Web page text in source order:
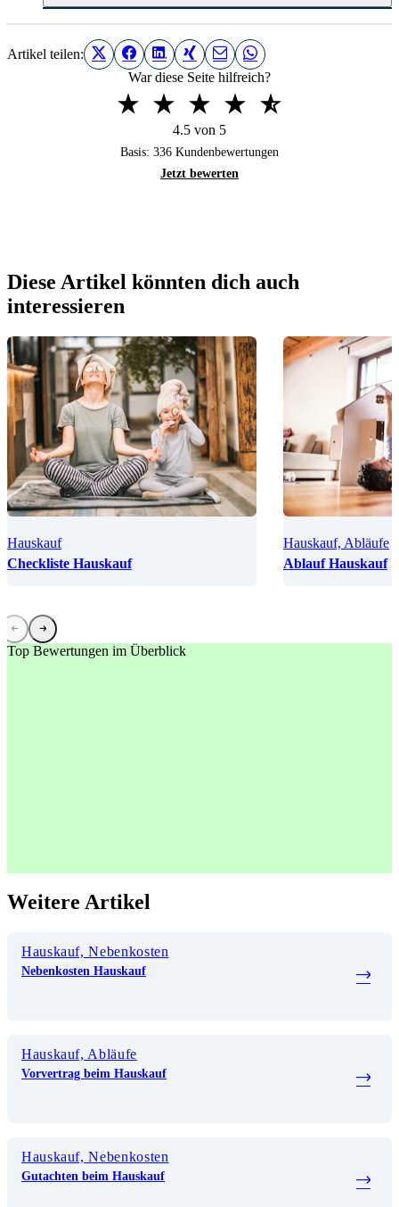
Artikel teilen:
War diese Seite hilfreich?
4.5 von 5
Basis: 336 Kundenbewertungen
Jetzt bewerten
Diese Artikel könnten dich auch
interessieren
Hauskauf
Checkliste Hauskauf
Hauskauf, Abläufe
Ablauf Hauskauf
Top Bewertungen im Überblick
Weitere Artikel
Hauskauf, Nebenkosten
Nebenkosten Hauskauf
Hauskauf, Abläufe
Vorvertrag beim Hauskauf
Hauskauf, Nebenkosten
Gutachten beim Hauskauf